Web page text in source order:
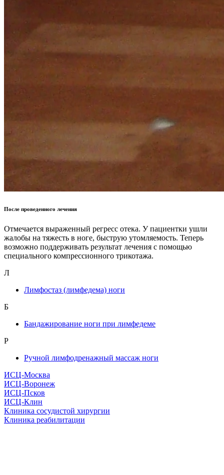
После проведенного лечения
Отмечается выраженный регресс отека. У пациентки ушли
жалобы на тяжесть в ноге, быструю утомляемость. Теперь
возможно поддерживать результат лечения с помощью
специального компрессионного трикотажа.
Л
Лимфостаз (лимфедема) ноги
Б
Бандажирование ноги при лимфедеме
Р
Ручной лимфодренажный массаж ноги
ИСЦ-Москва
ИСЦ-Воронеж
ИСЦ-Псков
ИСЦ-Клин
Клиника сосудистой хирургии
Клиника реабилитации